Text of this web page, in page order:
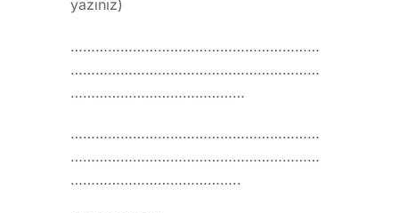
yazınız)
……………………………………………………
……………………………………………………
……………………………………
……………………………………………………
……………………………………………………
…………………………………..